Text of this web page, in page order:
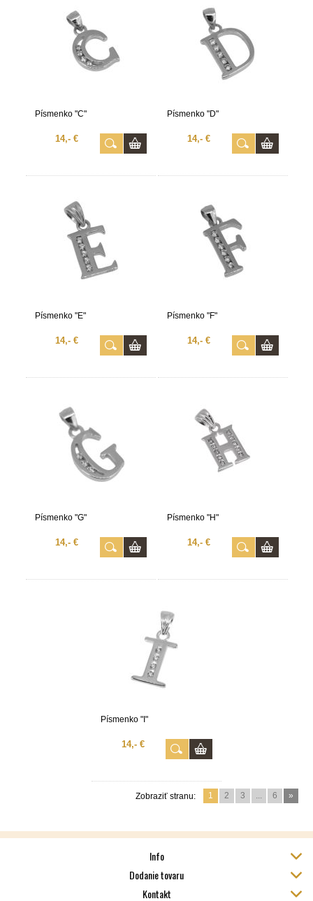
Písmenko "C"
14,- €
Písmenko "D"
14,- €
Písmenko "E"
14,- €
Písmenko "F"
14,- €
Písmenko "G"
14,- €
Písmenko "H"
14,- €
Písmenko "I"
14,- €
Zobraziť stranu: 1 2 3 ... 6 »
Info
Dodanie tovaru
Kontakt